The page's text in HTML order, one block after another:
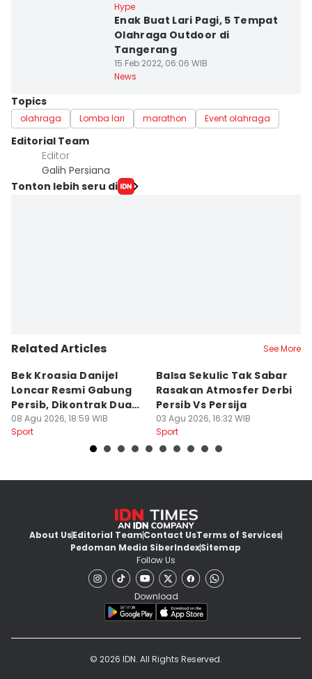
Hype
Enak Buat Lari Pagi, 5 Tempat
Olahraga Outdoor di
Tangerang
15 Feb 2022, 06:06 WIB
News
Topics
olahraga Lomba lari marathon Event olahraga
Editorial Team
Editor
Galih Persiana
Tonton lebih seru di
Related Articles See More
Bek Kroasia Danijel
Loncar Resmi Gabung
Persib, Dikontrak Dua
Musim
08 Agu 2026, 18:59 WIB
Sport
Balsa Sekulic Tak Sabar
Rasakan Atmosfer Derbi
Persib Vs Persija
03 Agu 2026, 16:32 WIB
Sport
About UsEditorial TeamContact UsTerms of Services
Pedoman Media SiberIndexSitemap
Follow Us
Download
© 2026 IDN. All Rights Reserved.